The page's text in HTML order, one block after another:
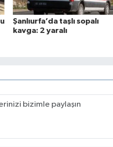
Şanlıurfa’da taşlı sopalı
kavga: 2 yaralı